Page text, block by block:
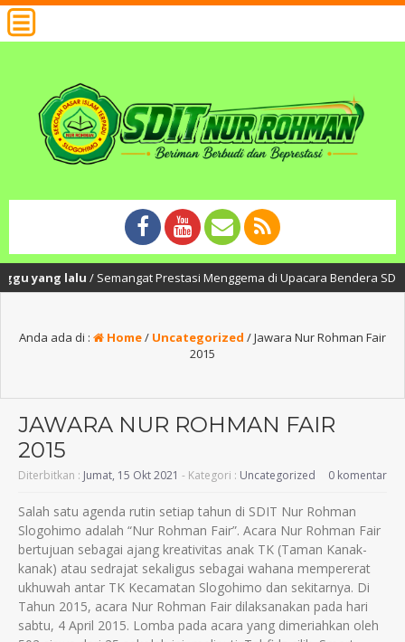
lalu/ Semangat Prestasi Menggema di Upacara Bendera SDIT Nur
Anda ada di : Home/ Uncategorized /Jawara Nur Rohman Fair
2015
JAWARA NUR ROHMAN FAIR
2015
Diterbitkan : Jumat, 15 Okt 2021 - Kategori : Uncategorized 0 komentar
Salah satu agenda rutin setiap tahun di SDIT Nur Rohman
Slogohimo adalah “Nur Rohman Fair”. Acara Nur Rohman Fair
bertujuan sebagai ajang kreativitas anak TK (Taman Kanak-
kanak) atau sedrajat sekaligus sebagai wahana mempererat
ukhuwah antar TK Kecamatan Slogohimo dan sekitarnya. Di
Tahun 2015, acara Nur Rohman Fair dilaksanakan pada hari
sabtu, 4 April 2015. Lomba pada acara yang dimeriahkan oleh